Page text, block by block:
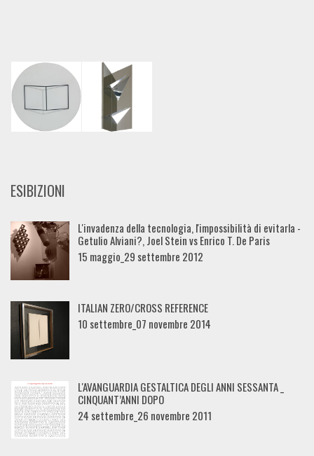
ESIBIZIONI
L'invadenza della tecnologia, l'impossibilità di evitarla -
Getulio Alviani?, Joel Stein vs Enrico T. De Paris
15 maggio_29 settembre 2012
ITALIAN ZERO/CROSS REFERENCE
10 settembre_07 novembre 2014
L'AVANGUARDIA GESTALTICA DEGLI ANNI SESSANTA _
CINQUANT’ANNI DOPO
24 settembre_26 novembre 2011